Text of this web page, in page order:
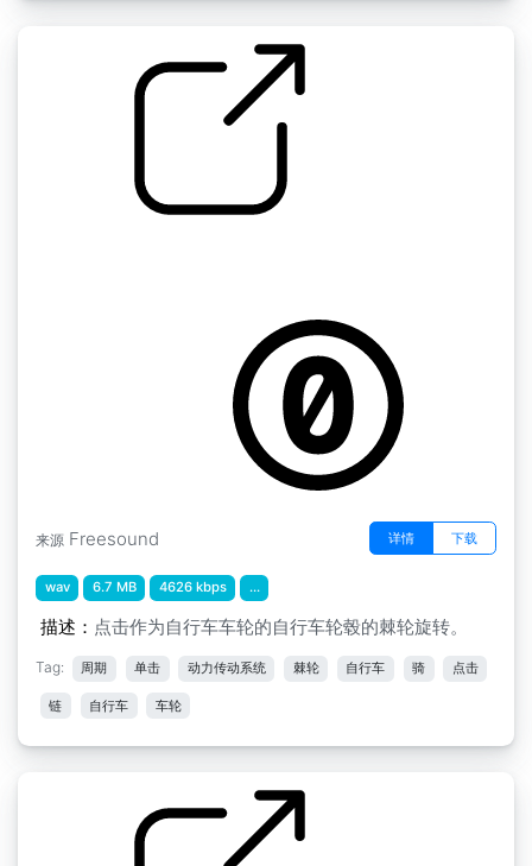
来源 Freesound 详情 下载
wav 6.7 MB 4626 kbps ...
描述： 点击作为自行车车轮的自行车轮毂的棘轮旋转。
Tag: 周期 单击 动力传动系统 棘轮 自行车 骑 点击
链 自行车 车轮